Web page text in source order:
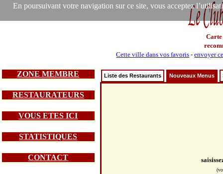
En poursuivant votre navigation sur ce site, vous acceptez
Carte
Cette ville dans vos favoris -envoyer
ZONE MEMBRE
RESTAURATEURS
VOUS ETES ICI
STATISTIQUES
CONTACT
Liste des Restaurants Nouveaux Menus